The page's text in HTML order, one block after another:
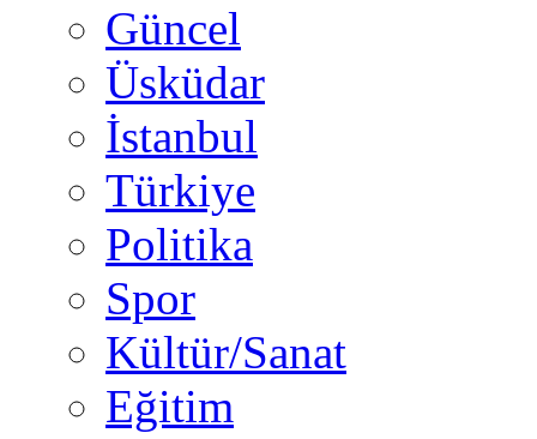
Güncel
Üsküdar
İstanbul
Türkiye
Politika
Spor
Kültür/Sanat
Eğitim